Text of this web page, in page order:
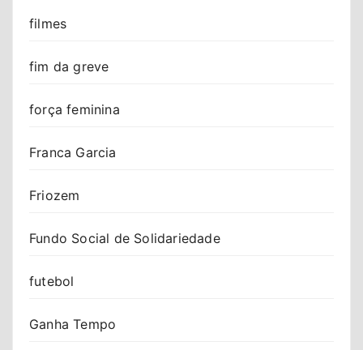
filmes
fim da greve
força feminina
Franca Garcia
Friozem
Fundo Social de Solidariedade
futebol
Ganha Tempo